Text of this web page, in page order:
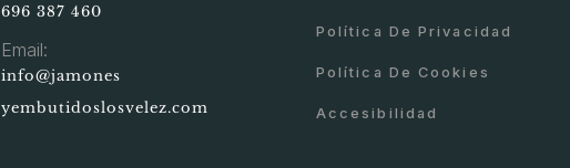
696 387 460
Email:
info@jamones
yembutidoslosvelez.com
Política De Privacidad
Política De Cookies
Accesibilidad